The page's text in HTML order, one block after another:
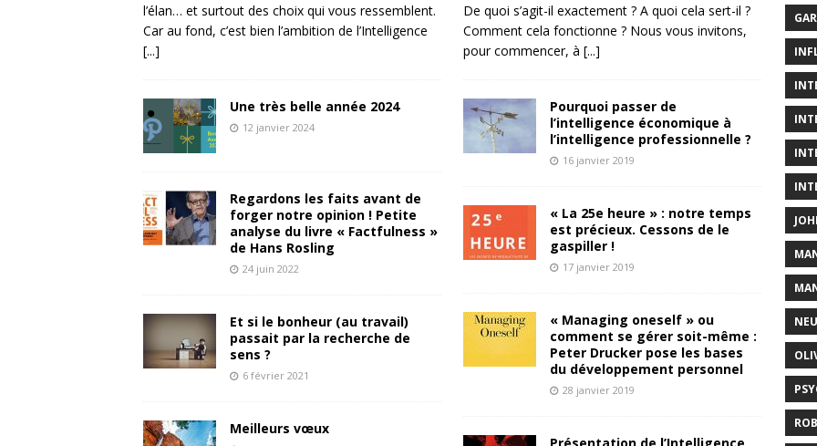
l’élan… et surtout des choix qui vous ressemblent.
Car au fond, c’est bien l’ambition de l’Intelligence
[...]
Une très belle année 2024
12 janvier 2024
Regardons les faits avant de
forger notre opinion ! Petite
analyse du livre « Factfulness »
de Hans Rosling
24 juin 2022
Et si le bonheur (au travail)
passait par la recherche de
sens ?
6 février 2021
Meilleurs vœux
De quoi s’agit-il exactement ? A quoi cela sert-il ?
Comment cela fonctionne ? Nous vous invitons,
pour commencer, à [...]
Pourquoi passer de
l’intelligence économique à
l’intelligence professionnelle ?
16 janvier 2019
« La 25e heure » : notre temps
est précieux. Cessons de le
gaspiller !
17 janvier 2019
« Managing oneself » ou
comment se gérer soit-même :
Peter Drucker pose les bases
du développement personnel
28 janvier 2019